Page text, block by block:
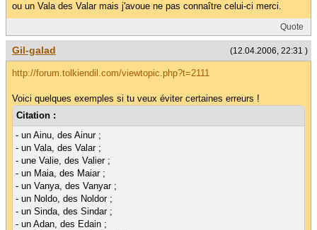
ou un Vala des Valar mais j'avoue ne pas connaître celui-ci merci.
Quote
(12.04.2006, 22:31 )
Gil-galad
http://forum.tolkiendil.com/viewtopic.php?t=2111
Voici quelques exemples si tu veux éviter certaines erreurs !
Citation :
- un Ainu, des Ainur ;
- un Vala, des Valar ;
- une Valie, des Valier ;
- un Maia, des Maiar ;
- un Vanya, des Vanyar ;
- un Noldo, des Noldor ;
- un Sinda, des Sindar ;
- un Adan, des Edain ;